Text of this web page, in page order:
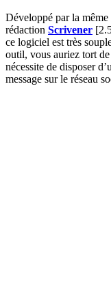
Développé par la
rédaction Scrivener
ce logiciel est très
outil, vous auriez tort
nécessite de disposer
message sur le réseau